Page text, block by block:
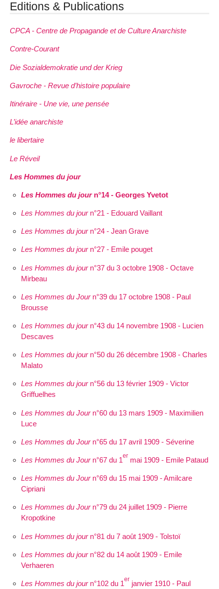
Editions & Publications
CPCA - Centre de Propagande et de Culture Anarchiste
Contre-Courant
Die Sozialdemokratie und der Krieg
Gavroche - Revue d’histoire populaire
Itinéraire - Une vie, une pensée
L’idée anarchiste
le libertaire
Le Réveil
Les Hommes du jour
Les Hommes du journ°14 - Georges Yvetot
Les Hommes du journ°21 - Edouard Vaillant
Les Hommes du journ°24 - Jean Grave
Les Hommes du journ°27 - Emile pouget
Les Hommes du journ°37 du 3 octobre 1908 - Octave
Mirbeau
Les Hommes du Journ°39 du 17 octobre 1908 - Paul
Brousse
Les Hommes du journ°43 du 14 novembre 1908 - Lucien
Descaves
Les Hommes du journ°50 du 26 décembre 1908 - Charles
Malato
Les Hommes du journ°56 du 13 février 1909 - Victor
Griffuelhes
Les Hommes du Journ°60 du 13 mars 1909 - Maximilien
Luce
Les Hommes du Journ°65 du 17 avril 1909 - Séverine
Les Hommes du Journ°67 du 1er mai 1909 - Emile Pataud
Les Hommes du Journ°69 du 15 mai 1909 - Amilcare
Cipriani
Les Hommes du Journ°79 du 24 juillet 1909 - Pierre
Kropotkine
Les Hommes du journ°81 du 7 août 1909 - Tolstoï
Les Hommes du journ°82 du 14 août 1909 - Emile
Verhaeren
Les Hommes du journ°102 du 1er janvier 1910 - Paul